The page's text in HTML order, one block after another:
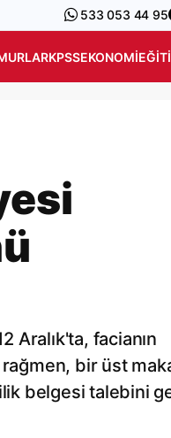
533 053 44 95
KPSSEKONOMI
Aralık'ta, facianın
bir üst
belgesi talebini